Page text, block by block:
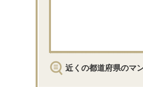
近くの都道府県のマ